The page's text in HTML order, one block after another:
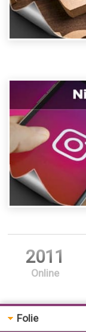
2011
Online
Folie